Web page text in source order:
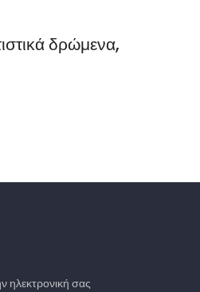
δρώμενα,
ηλεκτρονική σας